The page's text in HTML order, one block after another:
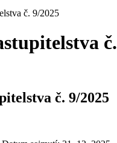
č. 9/2025
č.
č. 9/2025